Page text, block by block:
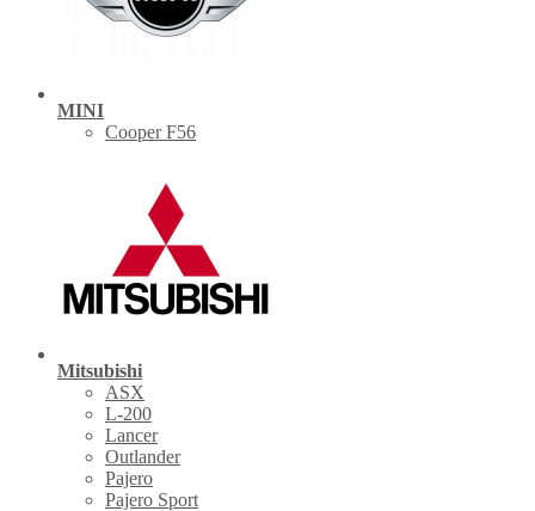
MINI
Cooper F56
Mitsubishi
ASX
L-200
Lancer
Outlander
Pajero
Pajero Sport